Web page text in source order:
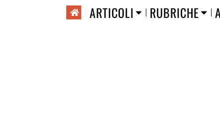
ARTICOLI RUBRICHE